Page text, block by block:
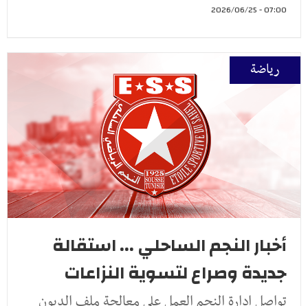
07:00 - 2026/06/25
رياضة
أخبار النجم الساحلي ... استقالة
جديدة وصراع لتسوية النزاعات